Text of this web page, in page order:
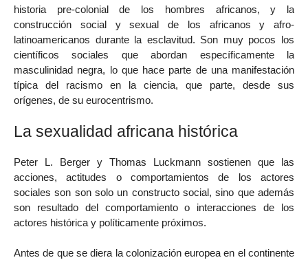
historia pre-colonial de los hombres africanos, y la
construcción social y sexual de los africanos y afro-
latinoamericanos durante la esclavitud. Son muy pocos los
científicos sociales que abordan específicamente la
masculinidad negra, lo que hace parte de una manifestación
típica del racismo en la ciencia, que parte, desde sus
orígenes, de su eurocentrismo.
La sexualidad africana histórica
Peter L. Berger y Thomas Luckmann sostienen que las
acciones, actitudes o comportamientos de los actores
sociales son son solo un constructo social, sino que además
son resultado del comportamiento o interacciones de los
actores histórica y políticamente próximos.
Antes de que se diera la colonización europea en el continente